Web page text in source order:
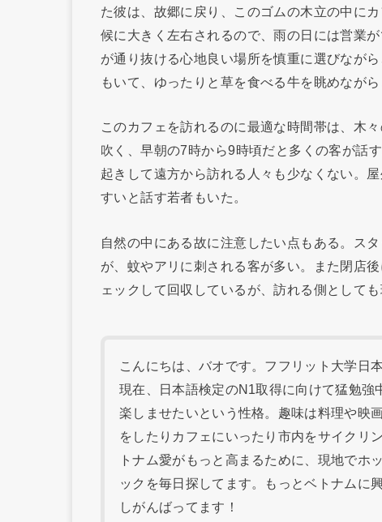
た彼は、故郷に戻り、このゴムの木立の中に
候に大きく左右されるので、雨の日には営業
が通り抜ける心地良い場所を慎重に選びなが
もいて、ゆったりと草を食べる牛を眺めなが
このカフェを訪れるのに最適な時間帯は、木
吹く、早朝の7時から9時頃だと多くの客が話
起きして遠方から訪れる人々も少なくない。
すいと話す若者もいた。
自然の中にある故に注意したい点もある。ス
が、蚊やアリに刺される客が多い。また閉店
ェックして回収しているが、訪れる側としても
こんにちは、バオです。フフリット大学日
現在、日本語検定のN1取得に向けて猛勉強
楽しませたいという性格。趣味は料理や映
をしたりカフェにいったり市内をサイクリ
トナム愛がもっと高まるために、現地でホ
ックを毎日探してます。もっとベトナムに
しがんばってます！